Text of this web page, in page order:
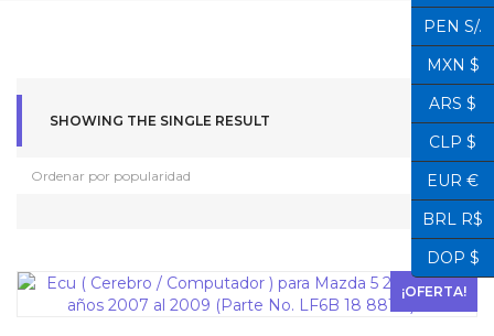
SHOWING THE SINGLE RESULT
¡OFERTA!
PEN S/.
MXN $
ARS $
CLP $
EUR €
BRL R$
DOP $